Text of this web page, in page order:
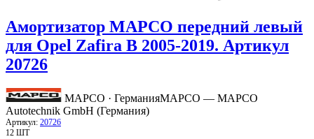
Амортизатор MAPCO передний левый
для Opel Zafira B 2005-2019. Артикул
20726
MAPCO · ГерманияMAPCO — MAPCO
Autotechnik GmbH (Германия)
Артикул: 20726
12 ШТ